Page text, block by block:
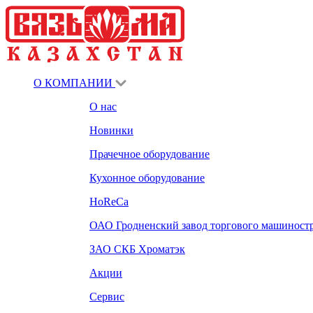
О КОМПАНИИ
О нас
Новинки
Прачечное оборудование
Кухонное оборудование
HoReCa
ОАО Гродненский завод торгового
ЗАО СКБ Хроматэк
Акции
Сервис